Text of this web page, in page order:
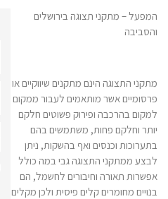
המפעל – מתקני תצוגה בירושלים
והסביבה
מתקני התצוגה הינם מתקנים שיווקיים או
פרסומיים אשר מותאמים לעבור ממקום
למקום בהרכבה ופירוק פשוטים חלקם
יותר וחלקם פחות, משתמשים בהם
בתערוכות וכנסים ואף בהשקות, ניתן
לבצע ממתקני התצוגה גבי במה כולל
אפשרות תאורה וחיבורים לחשמל, הם
בנויים מחומרים קלים פיסית ולכן מקלים